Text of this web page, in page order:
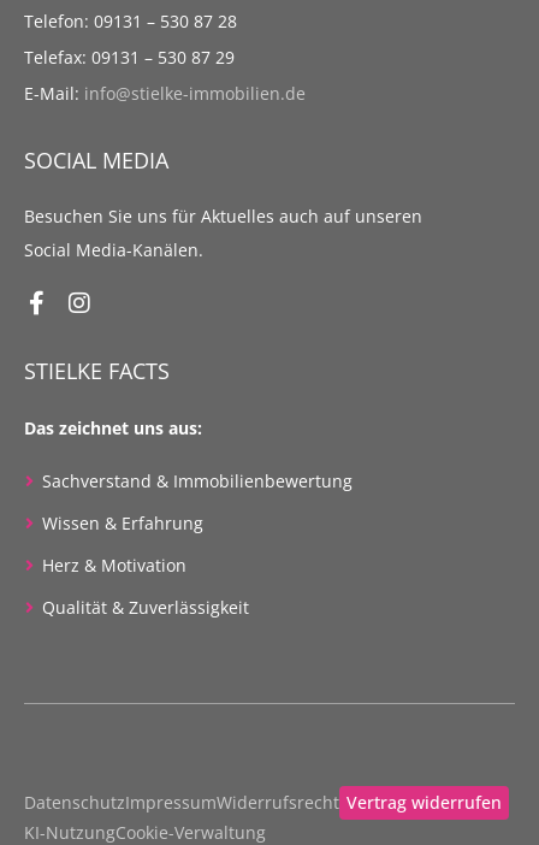
Telefon: 09131 – 530 87 28
Telefax: 09131 – 530 87 29
E-Mail: info@stielke-immobilien.de
SOCIAL MEDIA
Besuchen Sie uns für Aktuelles auch auf unseren
Social Media-Kanälen.
STIELKE FACTS
Das zeichnet uns aus:
Sachverstand & Immobilienbewertung
Wissen & Erfahrung
Herz & Motivation
Qualität & Zuverlässigkeit
DatenschutzImpressumWiderrufsrecht Vertrag widerrufen
KI-NutzungCookie-Verwaltung